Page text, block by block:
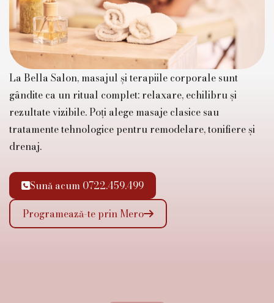
La Bella Salon, masajul și terapiile corporale sunt
gândite ca un ritual complet: relaxare, echilibru și
rezultate vizibile. Poți alege masaje clasice sau
tratamente tehnologice pentru remodelare, tonifiere și
drenaj.
Sună acum 0722.459.499
Programează-te prin Mero